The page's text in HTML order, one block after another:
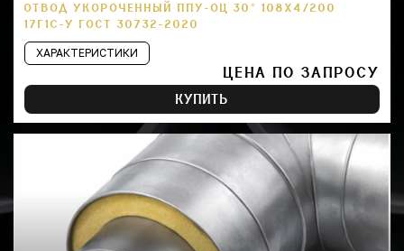
ОТВОД УКОРОЧЕННЫЙ ППУ-ОЦ 30° 108Х4/200
17Г1С-У ГОСТ 30732-2020
ХАРАКТЕРИСТИКИ
ЦЕНА ПО ЗАПРОСУ
КУПИТЬ